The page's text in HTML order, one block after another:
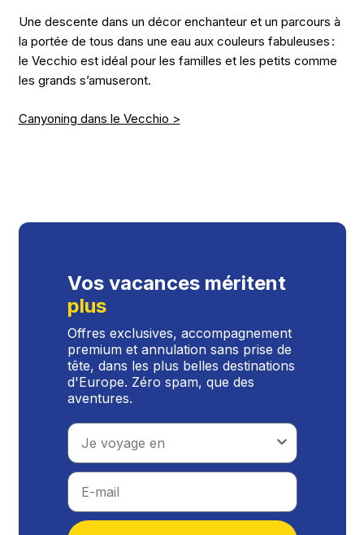
Une descente dans un décor enchanteur et un parcours à
la portée de tous dans une eau aux couleurs fabuleuses :
le Vecchio est idéal pour les familles et les petits comme
les grands s’amuseront.
Canyoning dans le Vecchio >
Vos vacances méritent
plus
Offres exclusives, accompagnement
premium et annulation sans prise de
tête, dans les plus belles destinations
d'Europe. Zéro spam, que des
aventures.
Travel type
Email